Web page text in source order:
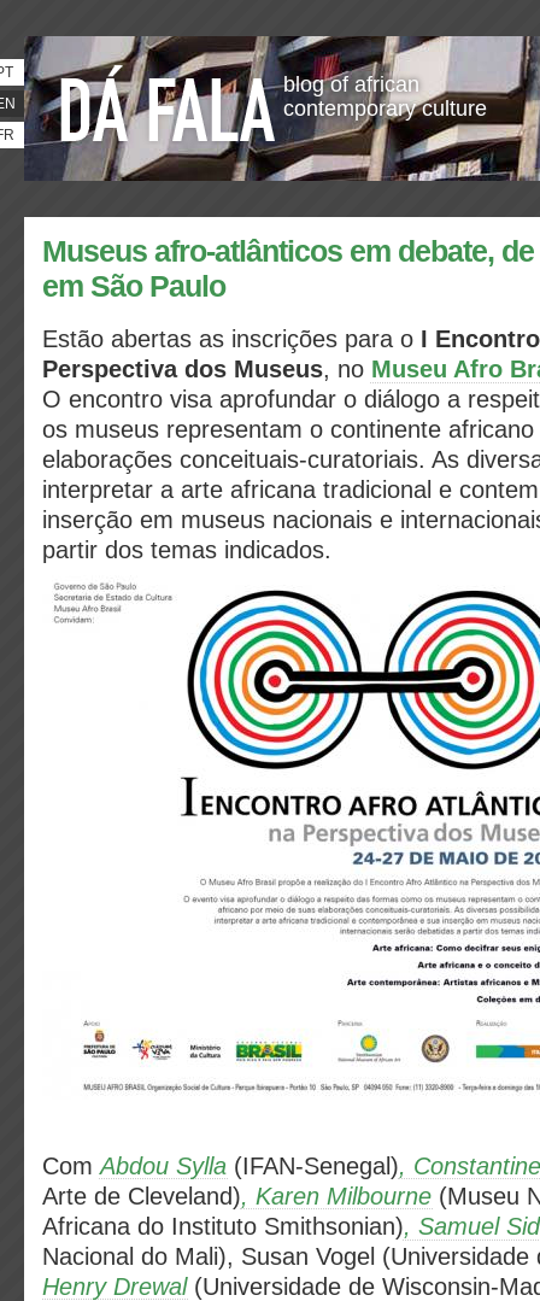
blog of african
contemporary culture
Museus afro-atlânticos em debate, de
em São Paulo
Estão abertas as inscrições para o I
Perspectiva dos Museus, no Museu Afro
O encontro visa aprofundar o diálogo a
os museus representam o continente
elaborações conceituais-curatoriais. As
interpretar a arte africana tradicional e
inserção em museus nacionais e
partir dos temas indicados.
ComAbdou Sylla (IFAN-Senegal),
Arte de Cleveland), Karen Milbourne (Museu
Africana do Instituto Smithsonian), Samuel
Nacional do Mali), Susan Vogel (Universidade
Henry Drewal(Universidade de Wisconsin-